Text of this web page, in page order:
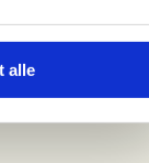
alle